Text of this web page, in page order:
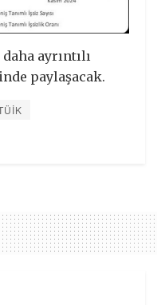
ayrıntılı
paylaşacak.